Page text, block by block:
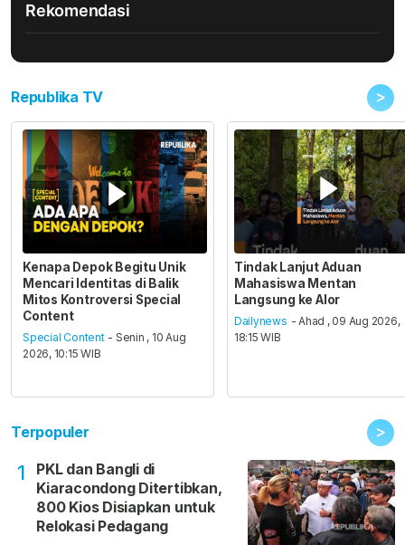
Rekomendasi
Republika TV >
Kenapa Depok Begitu Unik
Mencari Identitas di Balik
Mitos Kontroversi Special
Content
Special Content - Senin , 10 Aug
2026, 10:15 WIB
Tindak Lanjut Aduan
Mahasiswa Mentan
Langsung ke Alor
Dailynews - Ahad , 09 Aug 2026,
18:15 WIB
Terpopuler >
1
PKL dan Bangli di
Kiaracondong Ditertibkan,
800 Kios Disiapkan untuk
Relokasi Pedagang